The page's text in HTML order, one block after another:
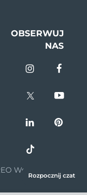
OBSERWUJ
NAS
Wszelkie prawa
zastrzeżone
Rozpocznij czat